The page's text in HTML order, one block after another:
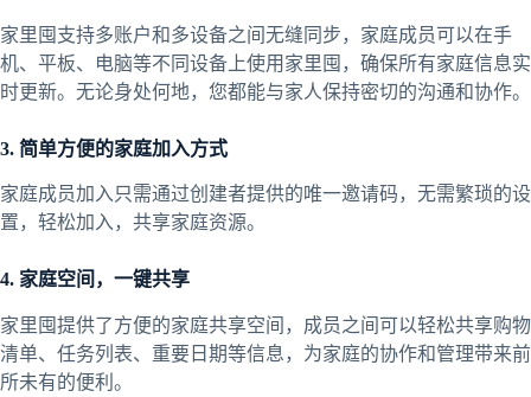
家里囤支持多账户和多设备之间无缝同步，家庭成员可以在手
机、平板、电脑等不同设备上使用家里囤，确保所有家庭信息实
时更新。无论身处何地，您都能与家人保持密切的沟通和协作。
3. 简单方便的家庭加入方式
家庭成员加入只需通过创建者提供的唯一邀请码，无需繁琐的设
置，轻松加入，共享家庭资源。
4. 家庭空间，一键共享
家里囤提供了方便的家庭共享空间，成员之间可以轻松共享购物
清单、任务列表、重要日期等信息，为家庭的协作和管理带来前
所未有的便利。